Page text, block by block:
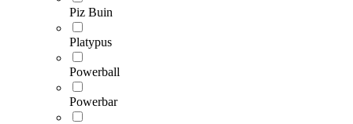
Piz Buin
Platypus
Powerball
Powerbar